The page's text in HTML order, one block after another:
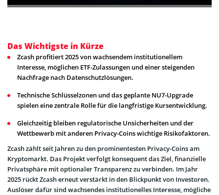
Das Wichtigste in Kürze
Zcash profitiert 2025 von wachsendem institutionellem
Interesse, möglichen ETF-Zulassungen und einer steigenden
Nachfrage nach Datenschutzlösungen.
Technische Schlüsselzonen und das geplante NU7-Upgrade
spielen eine zentrale Rolle für die langfristige Kursentwicklung.
Gleichzeitig bleiben regulatorische Unsicherheiten und der
Wettbewerb mit anderen Privacy-Coins wichtige Risikofaktoren.
Zcash zählt seit Jahren zu den prominentesten Privacy-Coins am
Kryptomarkt. Das Projekt verfolgt konsequent das Ziel, finanzielle
Privatsphäre mit optionaler Transparenz zu verbinden. Im Jahr
2025 rückt Zcash erneut verstärkt in den Blickpunkt von Investoren.
Auslöser dafür sind wachsendes institutionelles Interesse, mögliche